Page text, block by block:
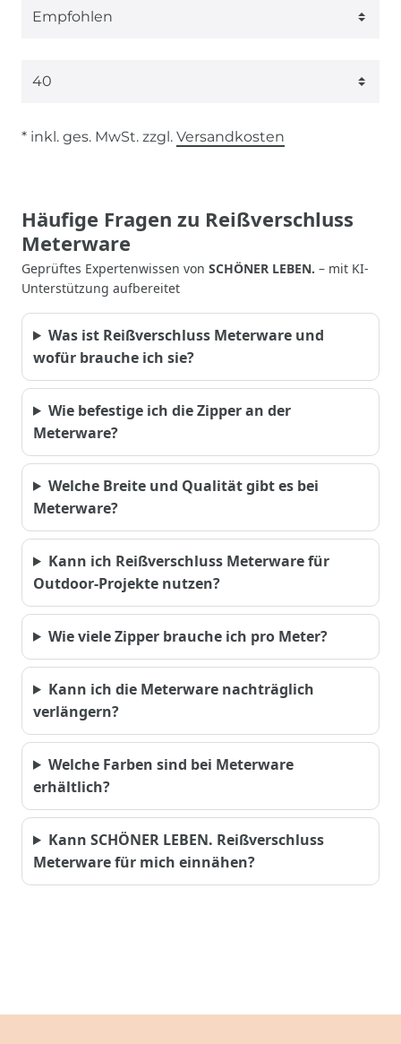
* inkl. ges. MwSt. zzgl. Versandkosten
Häufige Fragen zu Reißverschluss
Meterware
Geprüftes Expertenwissen von SCHÖNER LEBEN. – mit KI-
Unterstützung aufbereitet
Was ist Reißverschluss Meterware und
wofür brauche ich sie?
Wie befestige ich die Zipper an der
Meterware?
Welche Breite und Qualität gibt es bei
Meterware?
Kann ich Reißverschluss Meterware für
Outdoor-Projekte nutzen?
Wie viele Zipper brauche ich pro Meter?
Kann ich die Meterware nachträglich
verlängern?
Welche Farben sind bei Meterware
erhältlich?
Kann SCHÖNER LEBEN. Reißverschluss
Meterware für mich einnähen?